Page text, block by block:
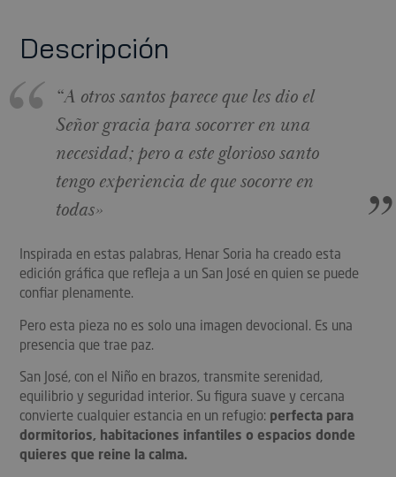
Descripción
“A otros santos parece que les dio el
Señor gracia para socorrer en una
necesidad; pero a este glorioso santo
tengo experiencia de que socorre en
todas»
Inspirada en estas palabras, Henar Soria ha creado esta
edición gráfica que refleja a un San José en quien se puede
confiar plenamente.
Pero esta pieza no es solo una imagen devocional. Es una
presencia que trae paz.
San José, con el Niño en brazos, transmite serenidad,
equilibrio y seguridad interior. Su figura suave y cercana
convierte cualquier estancia en un refugio: perfecta para
dormitorios, habitaciones infantiles o espacios donde
quieres que reine la calma.